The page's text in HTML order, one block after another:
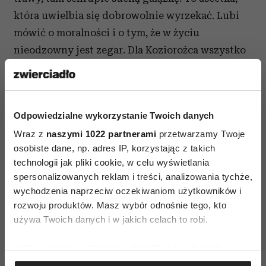
Odpowiedzialne wykorzystanie Twoich danych
Wraz z naszymi 1022 partnerami przetwarzamy Twoje
osobiste dane, np. adres IP, korzystając z takich
technologii jak pliki cookie, w celu wyświetlania
spersonalizowanych reklam i treści, analizowania tychże,
wychodzenia naprzeciw oczekiwaniom użytkowników i
rozwoju produktów. Masz wybór odnośnie tego, kto
używa Twoich danych i w jakich celach to robi.
która uwielbia się dobrowolnie wyrzekać. Lubi
mówić o moralności i o tym, że w życiu
nieodzowny jest zegar. Dla Koziorożca wszystko
ma stosowne miejsce oraz czas. To, co istnieje
posiada umiejętność jasnego osądu, dlatego ona
zawsze powie, jak jest naprawdę. Iluzje nie
zaciemniają jej obrazu rzeczywistości. Prawda,
tylko ona się dla niej liczy. Jest w tym surowa,
cechuje ją zimny krytycyzm. Nie zna pojęcia
nudy, bo wcale nie pragnie zmiany. Jak
wszystkie znaki ziemskie boi się jej. Można się od